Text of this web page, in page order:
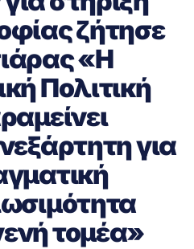
ζήτησε
«Η
Πολιτική
για
τομέα»